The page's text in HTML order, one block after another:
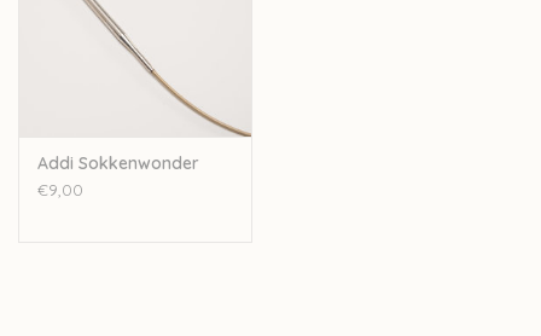
Addi Sokkenwonder
€9,00